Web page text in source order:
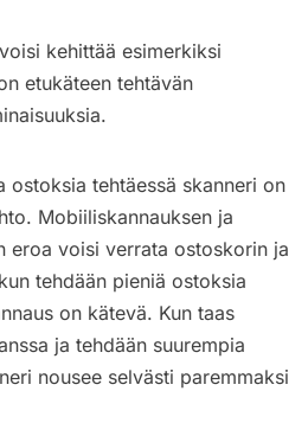
kehittää esimerkiksi
etukäteen tehtävän
ostoksia tehtäessä skanneri on
Mobiiliskannauksen ja
eroa voisi verrata ostoskorin ja
tehdään pieniä ostoksia
on kätevä. Kun taas
ja tehdään suurempia
nousee selvästi paremmaksi